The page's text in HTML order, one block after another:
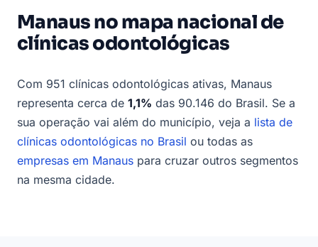
Manaus no mapa nacional de
clínicas odontológicas
Com 951 clínicas odontológicas ativas, Manaus
representa cerca de 1,1% das 90.146 do Brasil. Se a
sua operação vai além do município, veja a lista de
clínicas odontológicas no Brasil ou todas as
empresas em Manaus para cruzar outros segmentos
na mesma cidade.